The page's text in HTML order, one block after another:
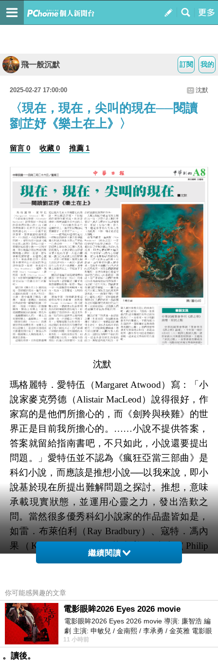
我的
訂閱
飛一般沉默
2025-02-27 17:00:00 沈默
〈現在，現在，尖叫的現在──閱讀
劉芷妤《樂土在上》〉
留言 0 收藏 0 推薦 1
沈默
瑪格麗特．愛特伍（Margaret Atwood）寫：「小
說家麥克勞德（Alistair MacLeod）說得很好，作
家寫的是他們所擔心的，而《劍羚與秧雞》的世
界正是目前我所擔心的。……小說不提供答案，
答案就留給指南書吧，不只如此，小說還要提出
問題。」愛特伍並不認為《瘋狂亞當三部曲》是
科幻小說，而應該是推想小說──以我來說，即小
說基於現在所提出難解問題之探討。推想，意味
承載現實狀態，並運用心靈之力，發出浩歎之
問。當然很多優秀科幻小說家的作品盡皆如是，
如雷．布萊伯利（Ray Bradbury）、寇特．馮內
果（ Kurt Vonnegut ）、菲利普．狄克（ Philip
）等，至於類型歸屬的問題，還是交回每一
劉芷妤《樂土在上》顯然就是一部根植於現在、
進行未來式連結的推想（未來╱科幻）小說，書
中處理了鯨島（臺灣）、鯨語（臺灣話）與成為
世界政府唯一霸權的祖國（中國）、祖語（中國
話）的複雜關係；鯨島上有樂土（接受祖國體制
繼續閱讀
你可能感興趣的文章
電影眼眸2026 Eyes 2026 movie
電影眼眸2026 Eyes 2026 movie 導演: 廉智浩 編
劇 主演: 申敏兒 / 金南熙 / 李承勇 / 金英雅 電影眼
眸2026描述攝影師徐珍因遺
11 小時前
。讀後。